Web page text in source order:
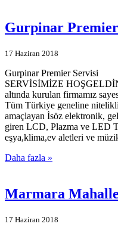
Gurpinar
17 Haziran 2018
Gurpinar Premier
SERVİSİMİZE
altında kurulan firmamız
Tüm Türkiye geneline
amaçlayan İsöz elektronik,
giren LCD, Plazma ve LED
eşya,klima,ev aletleri ve
Daha fazla »
Marmara
17 Haziran 2018